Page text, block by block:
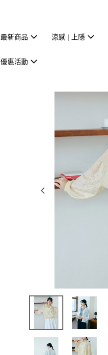
最新商品 涼感 | 上隱
優惠活動